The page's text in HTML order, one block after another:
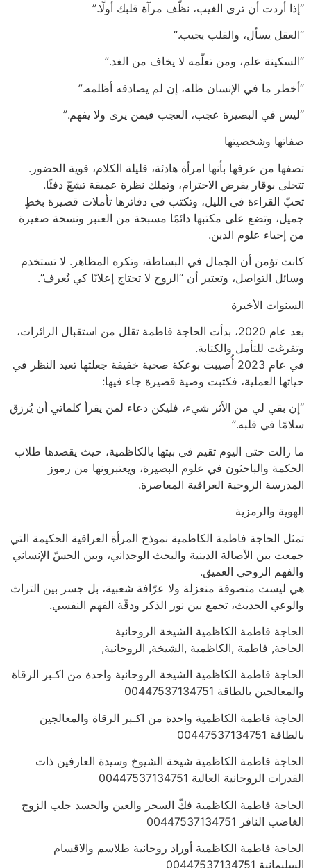
“إذا أردت أن ترى الغيب، نظّف مرآة قلبك أولًا.”
“العقل يسأل، والقلب يجيب.”
“السكينة علم، ومن تعلّمه لا يخاف من الغد.”
“أخطر ما في الإنسان ظله، إن لم يصادقه أظلمه.”
“ليس في البصيرة عجب، العجب فيمن يرى ولا يفهم.”
صفاتها وشخصيتها
تصفها من عرفها بأنها امرأة هادئة، قليلة الكلام، قوية الحضور.
تتحلى بوقار يفرض الاحترام، وتملك نظرة عميقة تشعّ دفئًا.
تحبّ القراءة في الليل، وتكتب في دفاترها تأملات قصيرة بخطٍ
جميل، وتضع على مكتبها دائمًا مسبحة من العنبر ونسخة صغيرة
من إحياء علوم الدين.
كانت تؤمن أن الجمال في البساطة، وتكره المظاهر. لا تستخدم
وسائل التواصل، وتعتبر أن “الروح لا تحتاج إعلانًا كي تُعرف”.
السنوات الأخيرة
بعد عام 2020، بدأت الحاجة فاطمة تقلل من استقبال الزائرات،
وتفرغت للتأمل والكتابة.
في عام 2023 أُصيبت بوعكة صحية خفيفة جعلتها تعيد النظر في
حياتها العملية، فكتبت وصية قصيرة جاء فيها:
“إن بقي لي من الأثر شيء، فليكن دعاء لمن يقرأ كلماتي أن يُرزق
سلامًا في قلبه.”
ما زالت حتى اليوم تقيم في بيتها بالكاظمية، حيث يقصدها طلاب
الحكمة والباحثون في علوم البصيرة، ويعتبرونها من رموز
المدرسة الروحية العراقية المعاصرة.
الهوية والرمزية
تمثل الحاجة فاطمة الكاظمية نموذج المرأة العراقية الحكيمة التي
جمعت بين الأصالة الدينية والبحث الوجداني، وبين الحسّ الإنساني
والفهم الروحي العميق.
هي ليست متصوفة منعزلة ولا عرّافة شعبية، بل جسر بين التراث
والوعي الحديث، تجمع بين نور الذكر ودقّة الفهم النفسي.
الحاجة فاطمة الكاظمية الشيخة الروحانية
الحاجة, فاطمة ,الكاظمية ,الشيخة, الروحانية,
الحاجة فاطمة الكاظمية الشيخة الروحانية واحدة من اكـبر الرقاة
والمعالجين بالطاقة 00447537134751
الحاجة فاطمة الكاظمية واحدة من اكـبر الرقاة والمعالجين
بالطاقة 00447537134751
الحاجة فاطمة الكاظمية شيخة الشيوخ وسيدة العارفين ذات
القدرات الروحانية العالية 00447537134751
الحاجة فاطمة الكاظمية فكّ السحر والعين والحسد جلب الزوج
الغاضب النافر 00447537134751
الحاجة فاطمة الكاظمية أوراد روحانية طلاسم والاقسام
السليمانية 00447537134751